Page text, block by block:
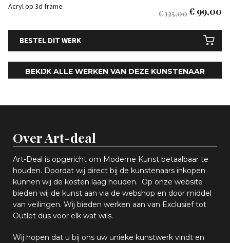
Acryl op 3d frame
€125,00€ 99,00
BESTEL DIT WERK
BEKIJK ALLE WERKEN VAN DEZE KUNSTENAAR
Over Art-deal
Art-Deal is opgericht om Moderne Kunst betaalbaar te
houden. Doordat wij direct bij de kunstenaars inkopen
kunnen wij de kosten laag houden. Op onze website
bieden wij de kunst aan via de webshop en door middel
van veilingen. Wij bieden werken aan van Exclusief tot
Outlet dus voor elk wat wils.
Wij hopen dat u bij ons uw unieke kunstwerk vindt en